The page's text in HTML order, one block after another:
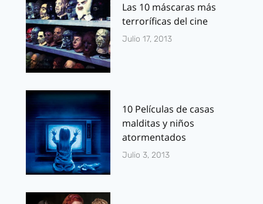
Las 10 máscaras más
terroríficas del cine
Julio 17, 2013
10 Películas de casas
malditas y niños
atormentados
Julio 3, 2013